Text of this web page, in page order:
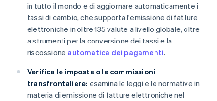
in tutto il mondo e di aggiornare automaticamente i
tassi di cambio, che supporta l'emissione di fatture
elettroniche in oltre 135 valute a livello globale, oltre
a strumenti per la conversione dei tassi e la
riscossione automatica dei pagamenti.
Verifica le imposte o le commissioni
transfrontaliere: esamina le leggi e le normative in
materia di emissione di fatture elettroniche nel